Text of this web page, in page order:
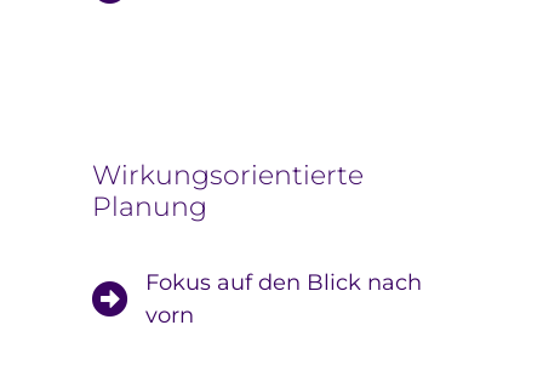
Wirkungsorientierte
Planung
Fokus auf den Blick nach
vorn